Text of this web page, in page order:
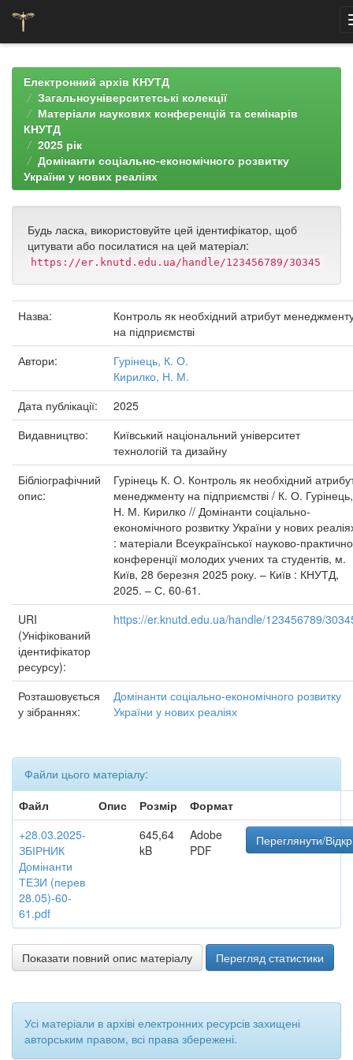
navigationЕлектронний архів КНУТД
Загальноуніверситетські колекції
Матеріали наукових конференцій та семінарів
КНУТД
2025 рік
Домінанти соціально-економічного розвитку
України у нових реаліях
Будь ласка, використовуйте цей ідентифікатор, щоб
цитувати або посилатися на цей матеріал:
https://er.knutd.edu.ua/handle/123456789/30345
Назва:
Контроль як необхідний атрибут
на підприємстві
Автори:
Гурінець, К. О.
Кирилко, Н. М.
Дата публікації:
2025
Видавництво:
Київський національний університет
технологій та дизайну
Бібліографічний
опис:
Гурінець К. О. Контроль як необхідний
менеджменту на підприємстві / К. О. Гурінець,
Н. М. Кирилко // Домінанти соціально-
економічного розвитку України у нових
: матеріали Всеукраїнської науково-
конференції молодих учених та студентів, м.
Київ, 28 березня 2025 року. – Київ : КНУТД,
2025. – С. 60-61.
URI
(Уніфікований
ідентифікатор
ресурсу):
https://er.knutd.edu.ua/handle/123456789/
Розташовується
у зібраннях:
Домінанти соціально-економічного розвитку
України у нових реаліях
Файли цього матеріалу:
Файл
Опис Розмір
Формат
+28.03.2025-
ЗБІРНИК
Домінанти
ТЕЗИ (перев
28.05)-60-
61.pdf
645,64
kB
Adobe
PDF
Переглянути/
Показати повний опис матеріалу Перегляд статистики
Усі матеріали в архіві електронних ресурсів захищені
авторським правом, всі права збережені.